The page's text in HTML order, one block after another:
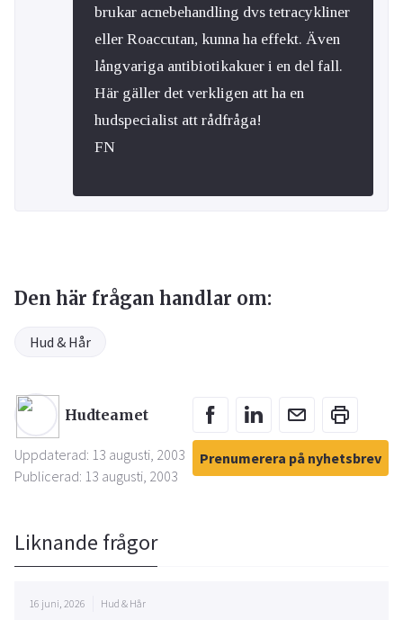
brukar acnebehandling dvs tetracykliner
eller Roaccutan, kunna ha effekt. Även
långvariga antibiotikakuer i en del fall.
Här gäller det verkligen att ha en
hudspecialist att rådfråga!
FN
Den här frågan handlar om:
Hud & Hår
Hudteamet
Uppdaterad: 13 augusti, 2003
Publicerad: 13 augusti, 2003
Prenumerera på nyhetsbrev
Liknande frågor
16 juni, 2026 Hud & Hår